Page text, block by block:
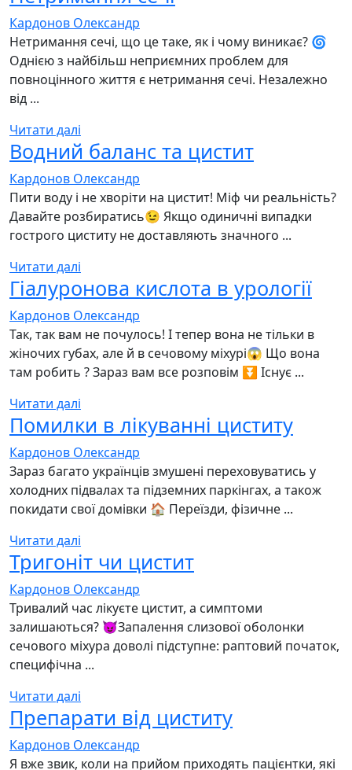
Кардонов Олександр
Нетримання сечі, що це таке, як і чому виникає? 🌀
Однією з найбільш неприємних проблем для
повноцінного життя є нетримання сечі. Незалежно
від ...
Читати далі
Водний баланс та цистит
Кардонов Олександр
Пити воду і не хворіти на цистит! Міф чи реальність?
Давайте розбиратись😉 Якщо одиничні випадки
гострого циститу не доставляють значного ...
Читати далі
Гіалуронова кислота в урології
Кардонов Олександр
Так, так вам не почулось! І тепер вона не тільки в
жіночих губах, але й в сечовому міхурі😱 Що вона
там робить ? Зараз вам все розповім ⏬ Існує ...
Читати далі
Помилки в лікуванні циститу
Кардонов Олександр
Зараз багато українців змушені переховуватись у
холодних підвалах та підземних паркінгах, а також
покидати свої домівки 🏠 Переїзди, фізичне ...
Читати далі
Тригоніт чи цистит
Кардонов Олександр
Тривалий час лікуєте цистит, а симптоми
залишаються? 😈Запалення слизової оболонки
сечового міхура доволі підступне: раптовий початок,
специфічна ...
Читати далі
Препарати від циститу
Кардонов Олександр
Я вже звик, коли на прийом приходять пацієнтки, які